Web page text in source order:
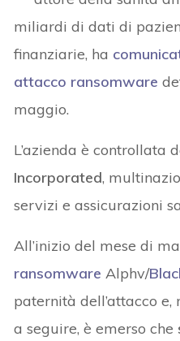
miliardi di dati di
finanziarie, ha
attacco ransomware
maggio.
L’azienda è controllata
Incorporated,
servizi e assicurazioni
All’inizio del mese di
ransomware Alphv/
paternità dell’attacco
a seguire, è emerso che